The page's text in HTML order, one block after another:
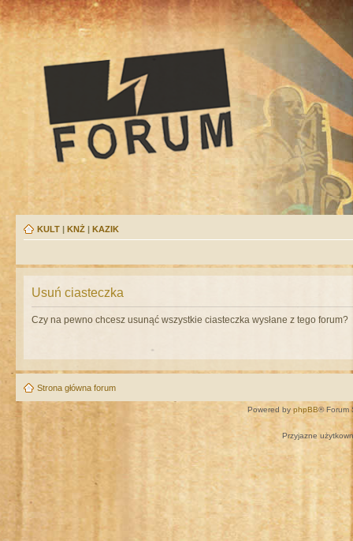
KULT | KNŻ | KAZIK
Usuń ciasteczka
Czy na pewno chcesz usunąć wszystkie ciasteczka wysłane z tego forum?
Strona główna forum
Powered by phpBB® Forum
Przyjazne